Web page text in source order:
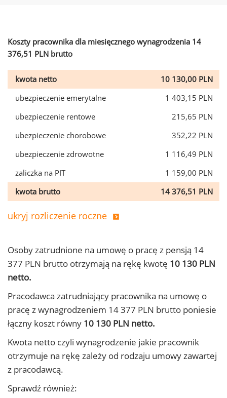
Koszty pracownika dla miesięcznego wynagrodzenia 14
376,51 PLN brutto
kwota netto
10 130,00 PLN
ubezpieczenie emerytalne
1 403,15 PLN
ubezpieczenie rentowe
215,65 PLN
ubezpieczenie chorobowe
352,22 PLN
ubezpieczenie zdrowotne
1 116,49 PLN
zaliczka na PIT
1 159,00 PLN
kwota brutto
14 376,51 PLN
ukryj rozliczenie roczne
Osoby zatrudnione na umowę o pracę z pensją 14
377 PLN brutto otrzymają na rękę kwotę 10 130 PLN
netto.
Pracodawca zatrudniający pracownika na umowę o
pracę z wynagrodzeniem 14 377 PLN brutto poniesie
łączny koszt równy 10 130 PLN netto.
Kwota netto czyli wynagrodzenie jakie pracownik
otrzymuje na rękę zależy od rodzaju umowy zawartej
z pracodawcą.
Sprawdź również: